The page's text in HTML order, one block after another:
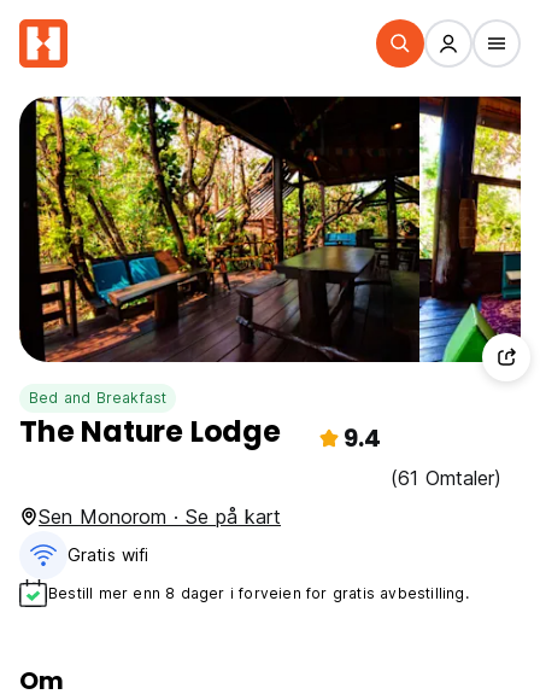
Bed and Breakfast
The Nature Lodge 9.4
(61 Omtaler)
Sen Monorom · Se på kart
Gratis wifi‎
Bestill mer enn 8 dager i forveien for gratis avbestilling.
Om